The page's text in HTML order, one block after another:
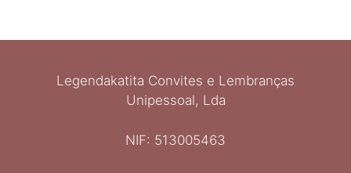
Legendakatita Convites e Lembranças
Unipessoal, Lda
NIF: 513005463